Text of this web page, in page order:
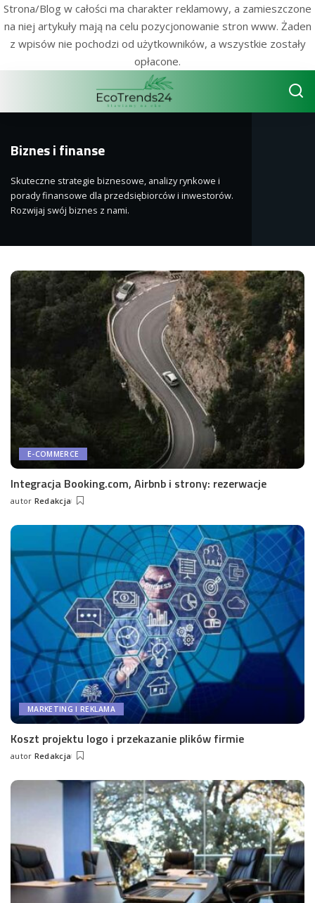
Strona/Blog w całości ma charakter reklamowy, a zamieszczone
na niej artykuły mają na celu pozycjonowanie stron www. Żaden
z wpisów nie pochodzi od użytkowników, a wszystkie zostały
opłacone.
Biznes i finanse
Skuteczne strategie biznesowe, analizy rynkowe i
porady finansowe dla przedsiębiorców i inwestorów.
Rozwijaj swój biznes z nami.
E-COMMERCE
Integracja Booking.com, Airbnb i strony: rezerwacje
Wysłany
autor Redakcja
MARKETING I REKLAMA
Koszt projektu logo i przekazanie plików firmie
Wysłany
autor Redakcja